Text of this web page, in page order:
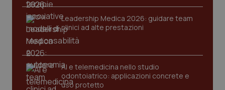
Leadership Medica 2026: guidare team
clinici ad alte prestazioni
AI e telemedicina nello studio
odontoiatrico: applicazioni concrete e
uso protetto